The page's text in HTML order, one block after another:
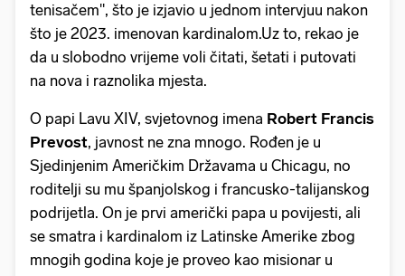
tenisačem", što je izjavio u jednom intervjuu nakon
što je 2023. imenovan kardinalom.Uz to, rekao je
da u slobodno vrijeme voli čitati, šetati i putovati
na nova i raznolika mjesta.
O papi Lavu XIV, svjetovnog imena Robert Francis
Prevost, javnost ne zna mnogo. Rođen je u
Sjedinjenim Američkim Državama u Chicagu, no
roditelji su mu španjolskog i francusko-talijanskog
podrijetla. On je prvi američki papa u povijesti, ali
se smatra i kardinalom iz Latinske Amerike zbog
mnogih godina koje je proveo kao misionar u